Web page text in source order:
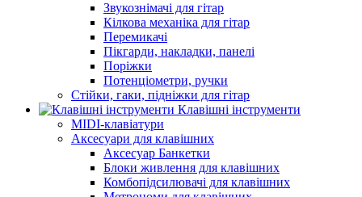
Звукознімачі для гітар
Кілкова механіка для гітар
Перемикачі
Пікгарди, накладки, панелі
Поріжки
Потенціометри, ручки
Стійки, гаки, підніжки для гітар
Клавішні інструменти
MIDI-клавіатури
Аксесуари для клавішних
Аксесуар Банкетки
Блоки живлення для клавішних
Комбопідсилювачі для клавішних